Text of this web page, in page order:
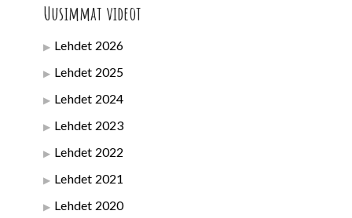
Uusimmat videot
Lehdet 2026
Lehdet 2025
Lehdet 2024
Lehdet 2023
Lehdet 2022
Lehdet 2021
Lehdet 2020